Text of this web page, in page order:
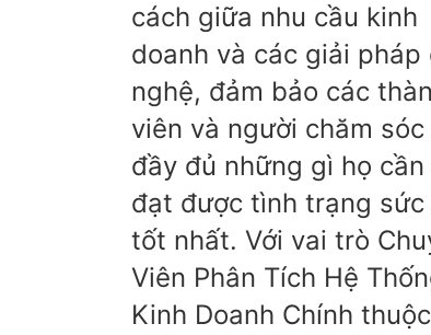
cách giữa nhu cầu kinh
doanh và các giải pháp
nghệ, đảm bảo các
viên và người chăm sóc
đầy đủ những gì họ cần
đạt được tình trạng sức
tốt nhất. Với vai trò
Viên Phân Tích Hệ
Kinh Doanh Chính thuộc